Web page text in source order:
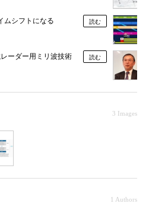
ムシフトになる 読む
ーダー用ミリ波技術
読む
3 Images
1 Authors